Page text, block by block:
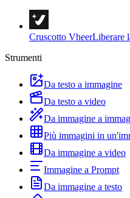
Cruscotto VheerLiberare
Strumenti
Da testo a immagine
Da testo a video
Da immagine a
Più immagini in
Da immagine a video
Immagine a Prompt
Da immagine a testo